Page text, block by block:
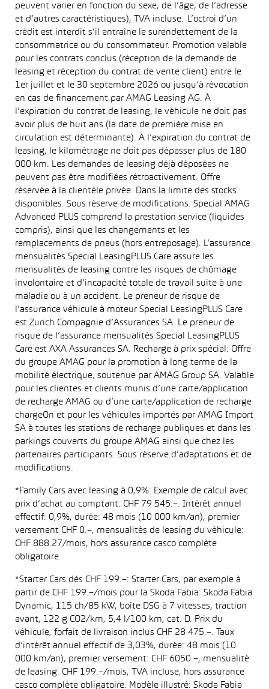
peuvent varier en fonction du sexe, de l’âge, de l’adresse
et d’autres caractéristiques), TVA incluse. L’octroi d’un
crédit est interdit s’il entraîne le surendettement de la
consommatrice ou du consommateur. Promotion valable
pour les contrats conclus (réception de la demande de
leasing et réception du contrat de vente client) entre le
1er juillet et le 30 septembre 2026 ou jusqu’à révocation
en cas de financement par AMAG Leasing AG. À
l’expiration du contrat de leasing, le véhicule ne doit pas
avoir plus de huit ans (la date de première mise en
circulation est déterminante). À l’expiration du contrat de
leasing, le kilométrage ne doit pas dépasser plus de 180
000 km. Les demandes de leasing déjà déposées ne
peuvent pas être modifiées rétroactivement. Offre
réservée à la clientèle privée. Dans la limite des stocks
disponibles. Sous réserve de modifications. Special AMAG
Advanced PLUS comprend la prestation service (liquides
compris), ainsi que les changements et les
remplacements de pneus (hors entreposage). L’assurance
mensualités Special LeasingPLUS Care assure les
mensualités de leasing contre les risques de chômage
involontaire et d’incapacité totale de travail suite à une
maladie ou à un accident. Le preneur de risque de
l’assurance véhicule à moteur Special LeasingPLUS Care
est Zurich Compagnie d’Assurances SA. Le preneur de
risque de l’assurance mensualités Special LeasingPLUS
Care est AXA Assurances SA. Recharge à prix spécial: Offre
du groupe AMAG pour la promotion à long terme de la
mobilité électrique, soutenue par AMAG Group SA. Valable
pour les clientes et clients munis d’une carte/application
de recharge AMAG ou d’une carte/application de recharge
chargeOn et pour les véhicules importés par AMAG Import
SA à toutes les stations de recharge publiques et dans les
parkings couverts du groupe AMAG ainsi que chez les
partenaires participants. Sous réserve d’adaptations et de
modifications.
*Family Cars avec leasing à 0,9%: Exemple de calcul avec
prix d’achat au comptant: CHF 79 545.–. Intérêt annuel
effectif: 0,9%, durée: 48 mois (10 000 km/an), premier
versement CHF 0.–, mensualités de leasing du véhicule:
CHF 888.27/mois, hors assurance casco complète
obligatoire.
*Starter Cars dès CHF 199.–: Starter Cars, par exemple à
partir de CHF 199.–/mois pour la Skoda Fabia: Skoda Fabia
Dynamic, 115 ch/85 kW, boîte DSG à 7 vitesses, traction
avant, 122 g CO2/km, 5,4 l/100 km, cat. D. Prix du
véhicule, forfait de livraison inclus CHF 28 475.–. Taux
d’intérêt annuel effectif de 3,03%, durée: 48 mois (10
000 km/an), premier versement: CHF 6050.–, mensualité
de leasing: CHF 199.–/mois, TVA incluse, hors assurance
casco complète obligatoire. Modèle illustré: Skoda Fabia